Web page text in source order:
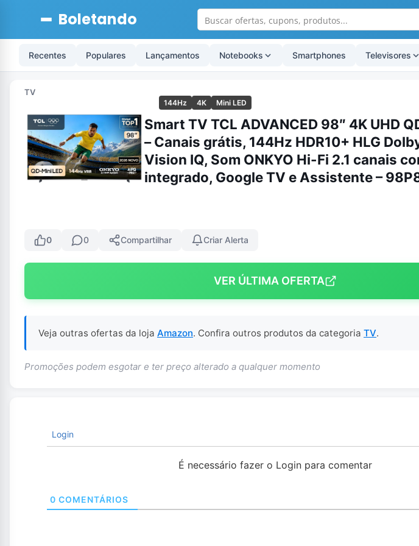
Boletando
Recentes Populares Lançamentos Notebooks Smartphones Televisores
TV
144Hz 4K Mini LED
Smart TV TCL ADVANCED 98″ 4K UHD
– Canais grátis, 144Hz HDR10+ HLG
Vision IQ, Som ONKYO Hi-Fi 2.1 canais
integrado, Google TV e Assistente –
0 0 Compartilhar Criar Alerta
VER ÚLTIMA OFERTA
Veja outras ofertas da loja Amazon. Confira outros produtos da categoria TV.
Promoções podem esgotar e ter preço alterado a qualquer momento
Login
É necessário fazer o Login para comentar
0 COMENTÁRIOS